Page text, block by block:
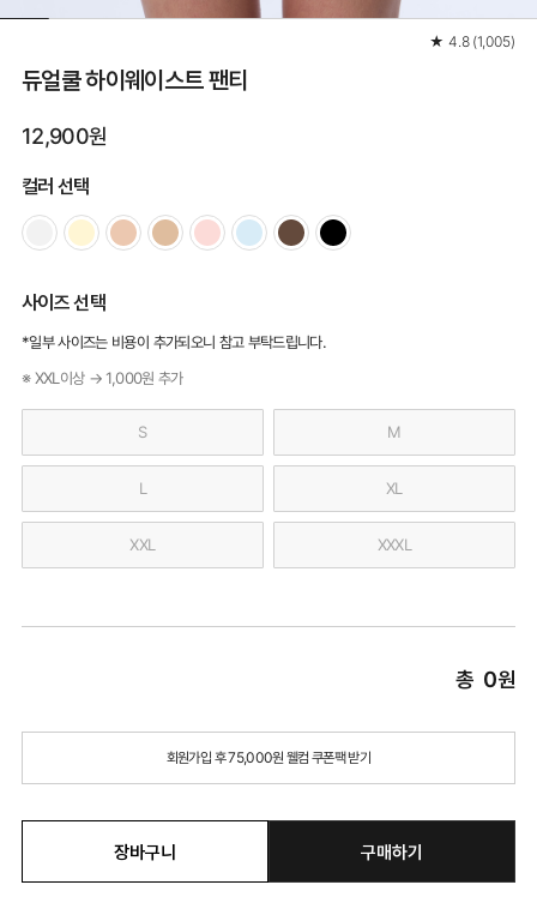
★ 4.8 (1,005)
듀얼쿨 하이웨이스트 팬티
12,900원
컬러 선택
사이즈 선택
*일부 사이즈는 비용이 추가되오니 참고 부탁드립니다.
※ XXL이상 → 1,000원 추가
S M
L XL
XXL XXXL
총 0원
회원가입 후 75,000원 웰컴 쿠폰팩 받기
장바구니 구매하기